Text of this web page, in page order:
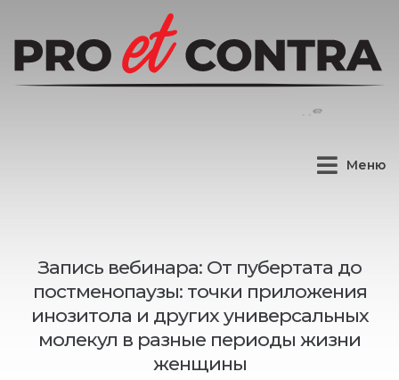
Меню
Запись вебинара: От пубертата до
постменопаузы: точки приложения
инозитола и других универсальных
молекул в разные периоды жизни
женщины